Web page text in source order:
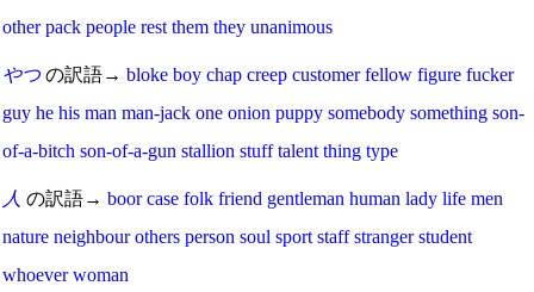
other pack people rest them they unanimous
やつ の訳語→ bloke boy chap creep customer fellow figure fucker
guy he his man man-jack one onion puppy somebody something son-
of-a-bitch son-of-a-gun stallion stuff talent thing type
人 の訳語→ boor case folk friend gentleman human lady life men
nature neighbour others person soul sport staff stranger student
whoever woman